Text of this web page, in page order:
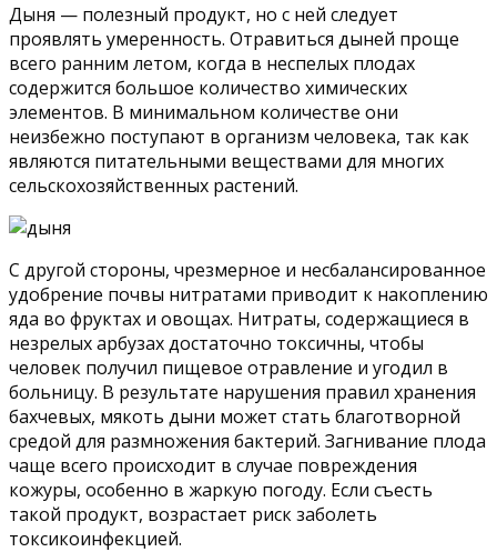
Дыня — полезный продукт, но с ней следует
проявлять умеренность. Отравиться дыней проще
всего ранним летом, когда в неспелых плодах
содержится большое количество химических
элементов. В минимальном количестве они
неизбежно поступают в организм человека, так как
являются питательными веществами для многих
сельскохозяйственных растений.
С другой стороны, чрезмерное и несбалансированное
удобрение почвы нитратами приводит к накоплению
яда во фруктах и овощах. Нитраты, содержащиеся в
незрелых арбузах достаточно токсичны, чтобы
человек получил пищевое отравление и угодил в
больницу. В результате нарушения правил хранения
бахчевых, мякоть дыни может стать благотворной
средой для размножения бактерий. Загнивание плода
чаще всего происходит в случае повреждения
кожуры, особенно в жаркую погоду. Если съесть
такой продукт, возрастает риск заболеть
токсикоинфекцией.